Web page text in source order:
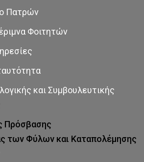
Πατρών
Φοιτητών
και Συμβουλευτικής
Πρόσβασης
των Φύλων και Καταπολέμησης